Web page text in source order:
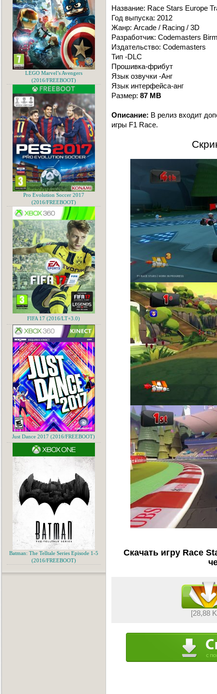
Название: Race Stars Europe
Год выпуска: 2012
Жанр: Arcade / Racing / 3D
Разработчик: Codemasters
Издательство: Codemasters
Тип -DLC
Прошивка-фрибут
Язык озвучки -Анг
Язык интерфейса-анг
Размер: 87 MB
Описание: В релиз входит
игры F1 Race.
Скачать игру Race
[28,88
LEGO Marvel’s Avengers
(2016/FREEBOOT)
Pro Evolution Soccer 2017
(2016/FREEBOOT)
FIFA 17 (2016/LT+3.0)
Just Dance 2017 (2016/FREEBOOT)
Batman: The Telltale Series Episode 1-5
(2016/FREEBOOT)